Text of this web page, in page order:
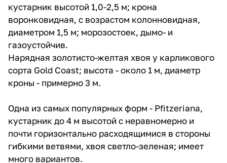
кустарник высотой 1,0-2,5 м; крона
воронковидная, с возрастом колонновидная,
диаметром 1,5 м; морозостоек, дымо- и
газоустойчив.
Нарядная золотисто-желтая хвоя у карликового
сорта Gold Coast; высота - около 1 м, диаметр
кроны - примерно 3 м.
Одна из самых популярных форм - Pfitzeriana,
кустарник до 4 м высотой с неравномерно и
почти горизонтально расходящимися в стороны
гибкими ветвями, хвоя светло-зеленая; имеет
много вариантов.